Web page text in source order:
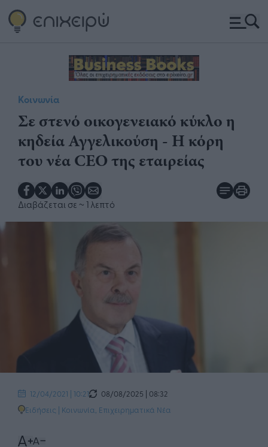
Κοινωνία
Σε στενό οικογενειακό κύκλο η
κηδεία Αγγελικούση - Η κόρη
του νέα CEO της εταιρείας
Διαβάζεται σε ~ 1 λεπτό
12/04/2021 | 10:21
08/08/2025 | 08:32
Ειδήσεις | Κοινωνία Επιχειρηματικά Νέα